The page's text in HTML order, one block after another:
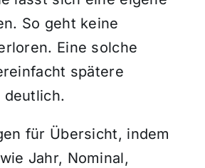
So geht keine
Eine solche
spätere
deutlich.
für Übersicht, indem
Jahr, Nominal,